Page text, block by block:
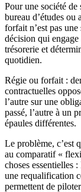
Pour une société
bureau d’études ou
forfait n’est pas
décision qui
trésorerie et
quotidien.
Régie ou forfait :
contractuelles
l’autre sur une
passé, l’autre à un
épaules différentes.
Le problème, c’est
au comparatif «
choses essentielles
une requalification
permettent de